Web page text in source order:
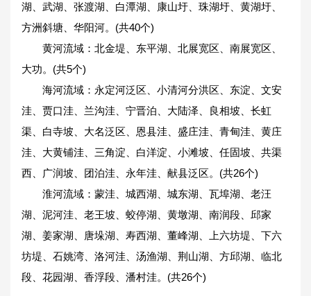
湖、武湖、张渡湖、白潭湖、康山圩、珠湖圩、黄湖圩、
方洲斜塘、华阳河。(共40个)
黄河流域：北金堤、东平湖、北展宽区、南展宽区、
大功。(共5个)
海河流域：永定河泛区、小清河分洪区、东淀、文安
洼、贾口洼、兰沟洼、宁晋泊、大陆泽、良相坡、长虹
渠、白寺坡、大名泛区、恩县洼、盛庄洼、青甸洼、黄庄
洼、大黄铺洼、三角淀、白洋淀、小滩坡、任固坡、共渠
西、广润坡、团泊洼、永年洼、献县泛区。(共26个)
淮河流域：蒙洼、城西湖、城东湖、瓦埠湖、老汪
湖、泥河洼、老王坡、蛟停湖、黄墩湖、南润段、邱家
湖、姜家湖、唐垛湖、寿西湖、董峰湖、上六坊堤、下六
坊堤、石姚湾、洛河洼、汤渔湖、荆山湖、方邱湖、临北
段、花园湖、香浮段、潘村洼。(共26个)